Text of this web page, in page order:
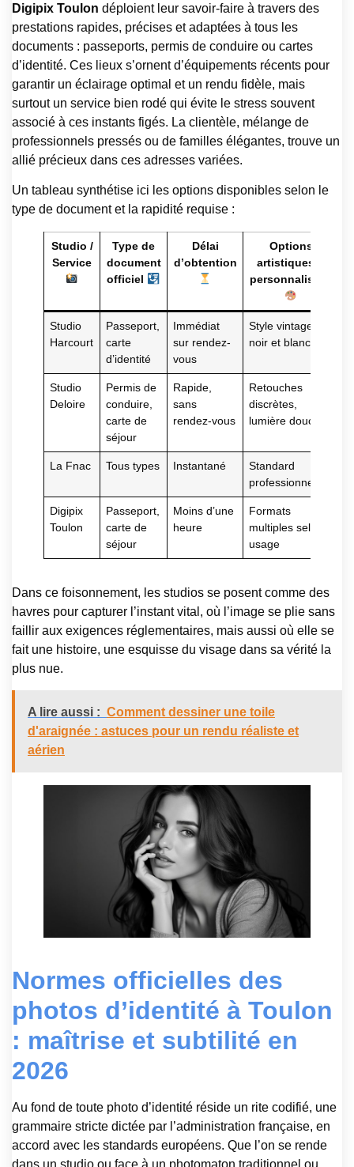
Digipix Toulon déploient leur savoir-faire à travers des
prestations rapides, précises et adaptées à tous les
documents : passeports, permis de conduire ou cartes
d’identité. Ces lieux s’ornent d’équipements récents pour
garantir un éclairage optimal et un rendu fidèle, mais
surtout un service bien rodé qui évite le stress souvent
associé à ces instants figés. La clientèle, mélange de
professionnels pressés ou de familles élégantes, trouve un
allié précieux dans ces adresses variées.
Un tableau synthétise ici les options disponibles selon le
type de document et la rapidité requise :
Studio /
Service
Type de
document
officiel
Délai
d’obtention
Options
artistiques &
personnalisées
Studio
Harcourt
Passeport,
carte
d’identité
Immédiat
sur rendez-
vous
Style vintage
noir et blanc
Studio
Deloire
Permis de
conduire,
carte de
séjour
Rapide,
sans
rendez-vous
Retouches
discrètes,
lumière douce
La Fnac Tous types Instantané
Standard
professionnel
Digipix
Toulon
Passeport,
carte de
séjour
Moins d’une
heure
Formats
multiples selon
usage
Dans ce foisonnement, les studios se posent comme des
havres pour capturer l’instant vital, où l’image se plie sans
faillir aux exigences réglementaires, mais aussi où elle se
fait une histoire, une esquisse du visage dans sa vérité la
plus nue.
A lire aussi : Comment dessiner une toile
d'araignée : astuces pour un rendu réaliste et
aérien
Normes officielles des
photos d’identité à Toulon
: maîtrise et subtilité en
2026
Au fond de toute photo d’identité réside un rite codifié, une
grammaire stricte dictée par l’administration française, en
accord avec les standards européens. Que l’on se rende
dans un studio ou face à un photomaton traditionnel ou